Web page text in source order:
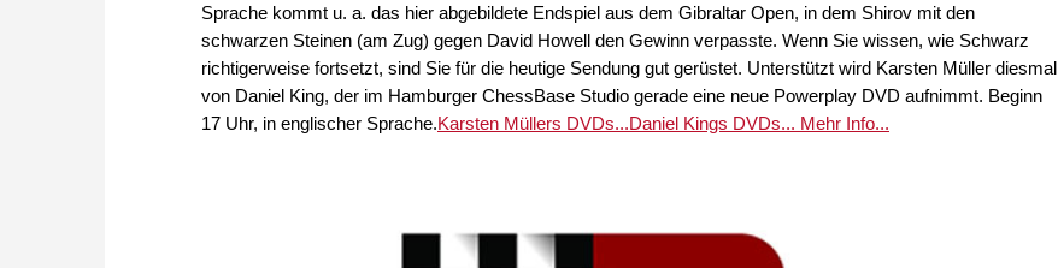
Sprache kommt u. a. das hier abgebildete Endspiel aus dem Gibraltar Open, in dem Shirov mit den
schwarzen Steinen (am Zug) gegen David Howell den Gewinn verpasste. Wenn Sie wissen, wie Schwarz
richtigerweise fortsetzt, sind Sie für die heutige Sendung gut gerüstet. Unterstützt wird Karsten Müller diesmal
von Daniel King, der im Hamburger ChessBase Studio gerade eine neue Powerplay DVD aufnimmt. Beginn
17 Uhr, in englischer Sprache.Karsten Müllers DVDs...Daniel Kings DVDs... Mehr Info...